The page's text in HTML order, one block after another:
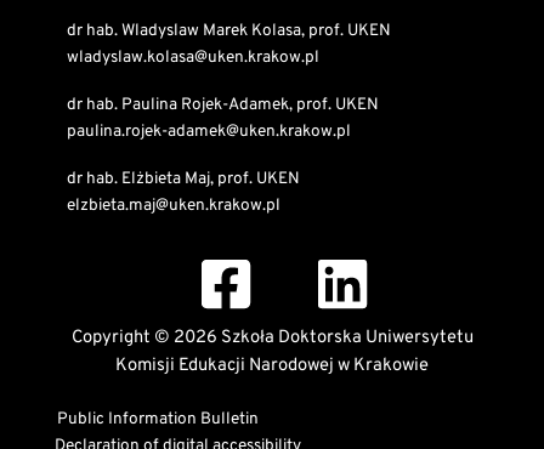
dr hab. Wladyslaw Marek Kolasa, prof. UKEN
wladyslaw.kolasa@uken.krakow.pl
dr hab. Paulina Rojek-Adamek, prof. UKEN
paulina.rojek-adamek@uken.krakow.pl
dr hab. Elżbieta Maj, prof. UKEN
elzbieta.maj@uken.krakow.pl
Copyright © 2026 Szkoła Doktorska Uniwersytetu
Komisji Edukacji Narodowej w Krakowie
Public Information Bulletin